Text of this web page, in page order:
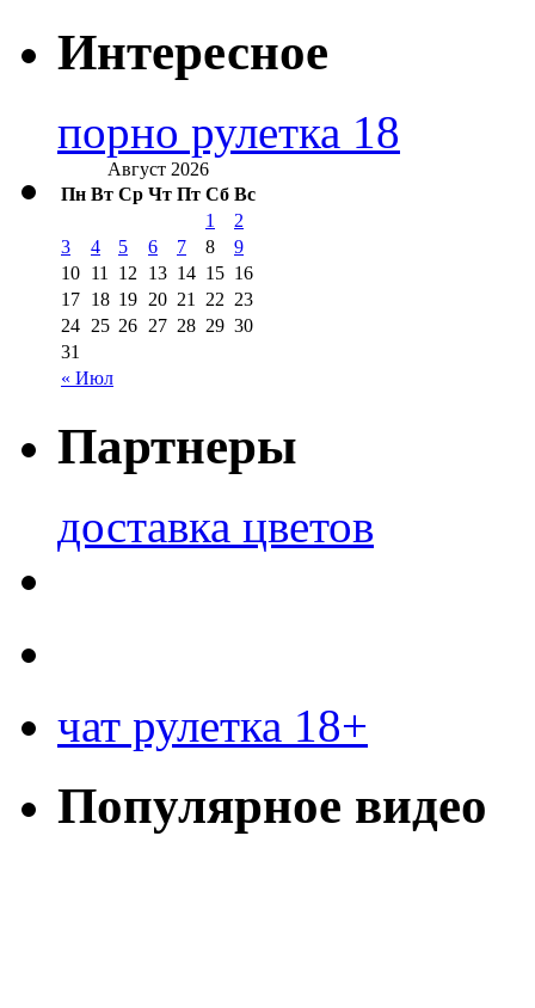
Интересное
порно рулетка 18
Август 2026
Пн Вт Ср Чт Пт Сб Вс
« Июл
1
2
3
4 5 6 7 8
9
10 11 12 13 14 15 16
17 18 19 20 21 22 23
24 25 26 27 28 29 30
31
Партнеры
доставка цветов
чат рулетка 18+
Популярное видео